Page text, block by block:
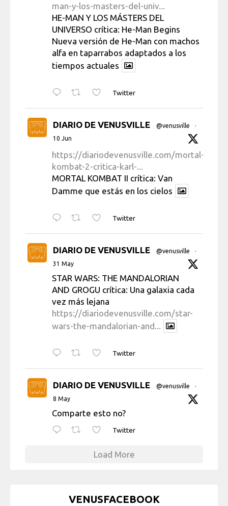
man-y-los-masters-del-univ...
HE-MAN Y LOS MÁSTERS DEL
UNIVERSO crítica: He-Man Begins
Nueva versión de He-Man con machos
alfa en taparrabos adaptados a los
tiempos actuales
Twitter
DIARIO DE VENUSVILLE @venusville
·
10 Jun
https://diariodevenusville.com/mortal-
kombat-2-critica-karl-...
MORTAL KOMBAT II crítica: Van
Damme que estás en los cielos
Twitter
DIARIO DE VENUSVILLE @venusville
·
31 May
STAR WARS: THE MANDALORIAN
AND GROGU crítica: Una galaxia cada
vez más lejana
https://diariodevenusville.com/star-
wars-the-mandalorian-and...
Twitter
DIARIO DE VENUSVILLE @venusville
·
8 May
Comparte esto no?
Twitter
Load More
VENUSFACEBOOK